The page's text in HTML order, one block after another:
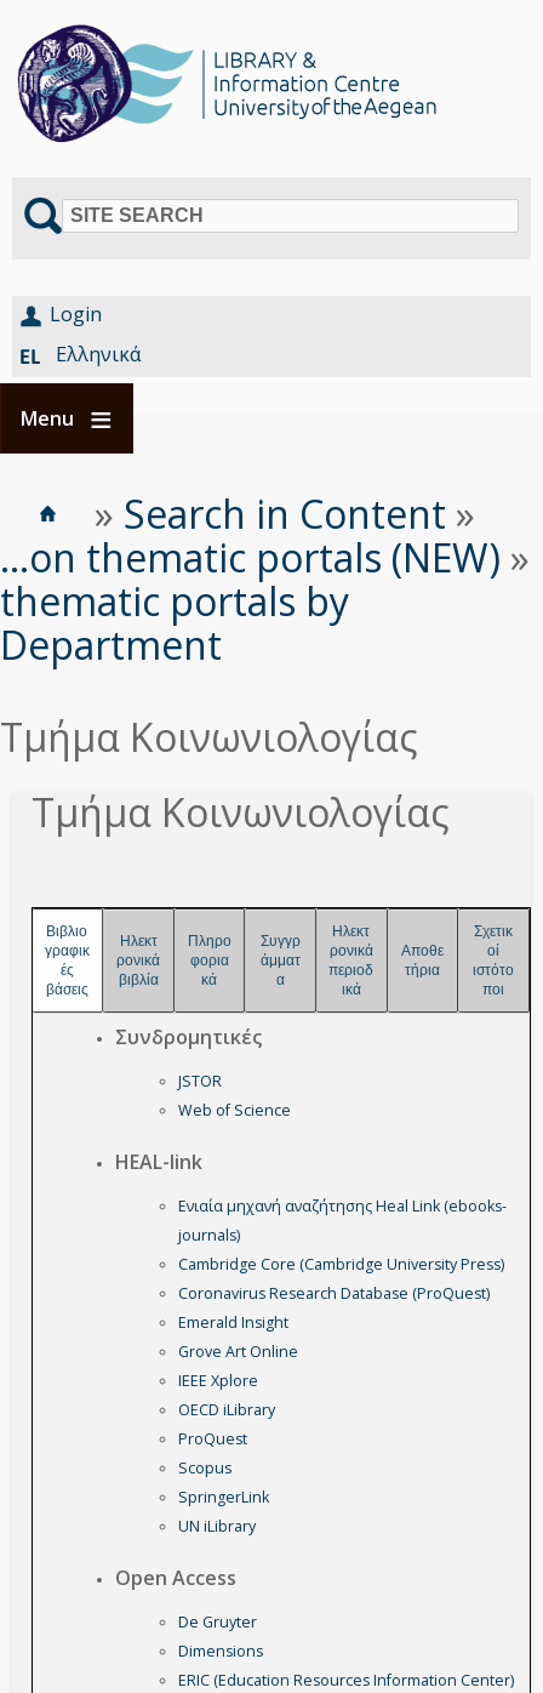
SITE SEARCH
Login
Ελληνικά
Menu
Breadcrumbs
Είστε
εδώ
» Search in Content »
...on thematic portals (NEW) »
thematic portals by
Department
Τμήμα Κοινωνιολογίας
Τμήμα Κοινωνιολογίας
Βιβλιο
γραφικ
ές
βάσεις
Ηλεκτ
ρονικά
βιβλία
Πληρο
φορια
κά
Συγγρ
άμματ
α
Ηλεκτ
ρονικά
περιοδ
ικά
Αποθε
τήρια
Σχετικ
οί
ιστότο
ποι
Συνδρομητικές
JSTOR
Web of Science
HEAL-link
Ενιαία μηχανή αναζήτησης Heal Link (ebooks-
journals)
Cambridge Core (Cambridge University Press)
Coronavirus Research Database (ProQuest)
Emerald Insight
Grove Art Online
IEEE Xplore
OECD iLibrary
ProQuest
Scopus
SpringerLink
UN iLibrary
Open Access
De Gruyter
Dimensions
ERIC (Education Resources Information Center)